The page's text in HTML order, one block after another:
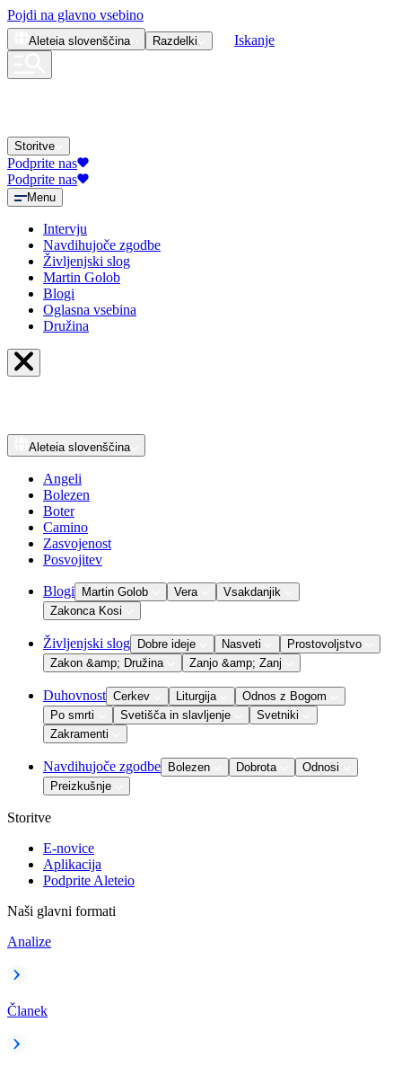
Pojdi na glavno vsebino
Aleteia slovenščina Razdelki Iskanje
Storitve
Podprite nas
Podprite nas
Menu
Intervju
Navdihujoče zgodbe
Življenjski slog
Martin Golob
Blogi
Oglasna vsebina
Družina
Aleteia slovenščina
Angeli
Bolezen
Boter
Camino
Zasvojenost
Posvojitev
Blogi Martin Golob Vera
Vsakdanjik
Zakonca Kosi
Življenjski slog Dobre ideje Nasveti
Prostovoljstvo
Zakon &amp; Družina
Zanjo &amp; Zanj
Duhovnost Cerkev Liturgija
Odnos z Bogom
Po smrti
Svetišča in slavljenje
Svetniki
Zakramenti
Navdihujoče zgodbe Bolezen Dobrota
Odnosi
Preizkušnje
Storitve
E-novice
Aplikacija
Podprite Aleteio
Naši glavni formati
Analize
Članek